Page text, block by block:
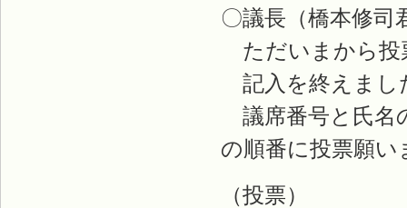
〇議長（橋本修
ただいまから投
記入を終えまし
議席番号と氏名
の順番に投票願い
（投票）